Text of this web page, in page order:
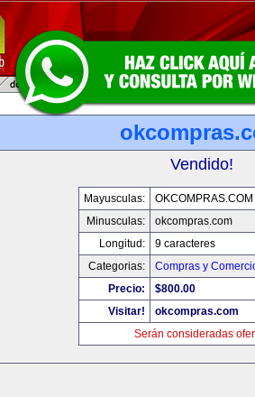
Vendido!
Mayusculas:
OKCOMPRAS.COM
Minusculas:
okcompras.com
Longitud:
9 caracteres
Categorias:
Compras y
Precio:
$800.00
Visitar!
okcompras.com
Serán consideradas